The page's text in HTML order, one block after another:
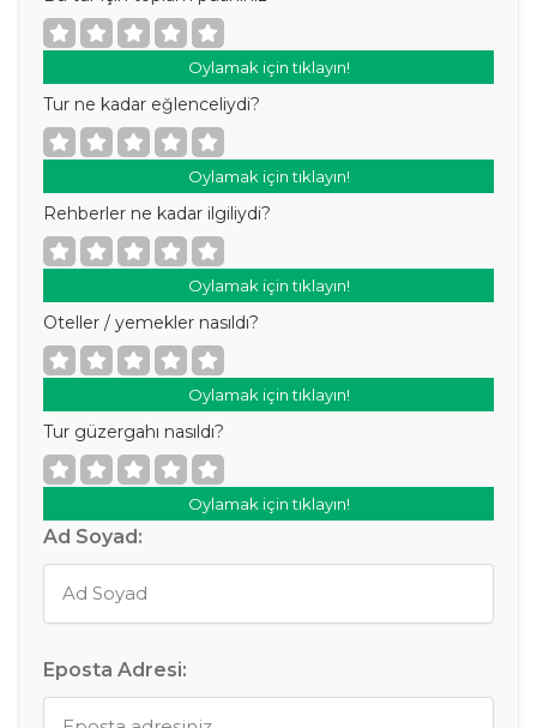
Oylamak için tıklayın!
Tur ne kadar eğlenceliydi?
Oylamak için tıklayın!
Rehberler ne kadar ilgiliydi?
Oylamak için tıklayın!
Oteller / yemekler nasıldı?
Oylamak için tıklayın!
Tur güzergahı nasıldı?
Oylamak için tıklayın!
Ad Soyad:
Eposta Adresi: